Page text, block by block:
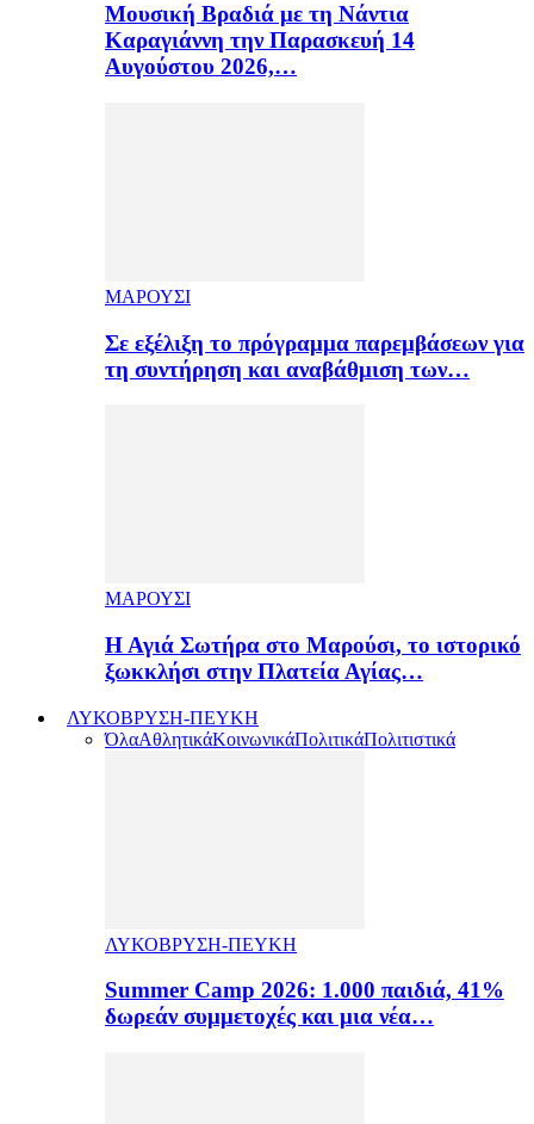
Μουσική Βραδιά με τη Νάντια
Καραγιάννη την Παρασκευή 14
Αυγούστου 2026,…
ΜΑΡΟΥΣΙ
Σε εξέλιξη το πρόγραμμα παρεμβάσεων για
τη συντήρηση και αναβάθμιση των…
ΜΑΡΟΥΣΙ
Η Αγιά Σωτήρα στο Μαρούσι, το ιστορικό
ξωκκλήσι στην Πλατεία Αγίας…
ΛΥΚΟΒΡΥΣΗ-ΠΕΥΚΗ
ΌλαΑθλητικάΚοινωνικάΠολιτικάΠολιτιστικά
ΛΥΚΟΒΡΥΣΗ-ΠΕΥΚΗ
Summer Camp 2026: 1.000 παιδιά, 41%
δωρεάν συμμετοχές και μια νέα…